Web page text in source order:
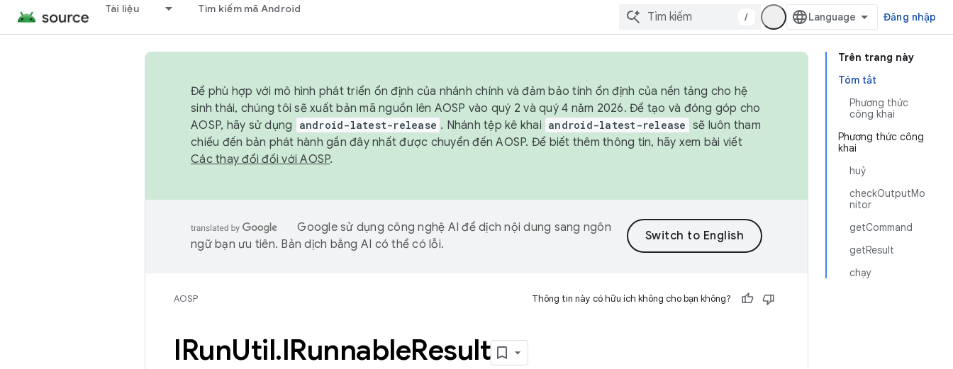
Tài liệu Tìm kiếm mã Android
/ Đăng nhập
Trên trang này
Tóm tắt
Phương thức
công khai
Phương thức công
khai
huỷ
checkOutputMo
nitor
getCommand
getResult
chạy
Để phù hợp với mô hình phát triển ổn định của nhánh chính và đảm bảo tính ổn định của nền tảng cho hệ
sinh thái, chúng tôi sẽ xuất bản mã nguồn lên AOSP vào quý 2 và quý 4 năm 2026. Để tạo và đóng góp cho
AOSP, hãy sử dụng
android-latest-release . Nhánh tệp kê khai android-latest-release sẽ luôn tham
chiếu đến bản phát hành gần đây nhất được chuyển đến AOSP. Để biết thêm thông tin, hãy xem bài viết
Các thay đổi đối với AOSP.
Google sử dụng công nghệ AI để dịch nội dung sang ngôn
ngữ bạn ưu tiên. Bản dịch bằng AI có thể có lỗi.
AOSP Thông tin này có hữu ích không cho bạn không?
IRunUtil.IRunnableResult